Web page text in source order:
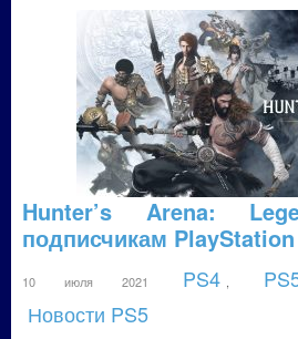
Hunter’s Arena:
подписчикам
10 июля 2021 PS4
Новости PS5